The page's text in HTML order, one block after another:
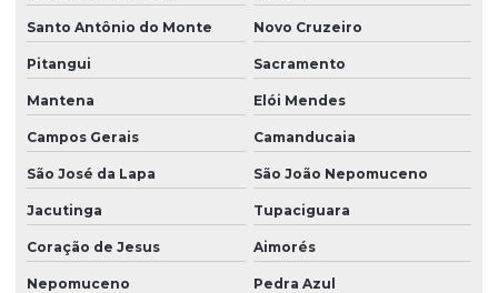
Santo Antônio do Monte Novo Cruzeiro
Pitangui Sacramento
Mantena Elói Mendes
Campos Gerais Camanducaia
São José da Lapa São João Nepomuceno
Jacutinga Tupaciguara
Coração de Jesus Aimorés
Nepomuceno Pedra Azul